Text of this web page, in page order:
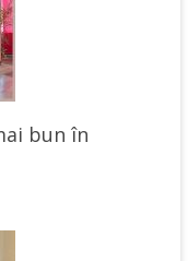
bun în